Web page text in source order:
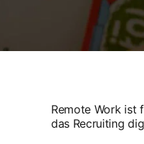
Remote Work ist
das Recruiting